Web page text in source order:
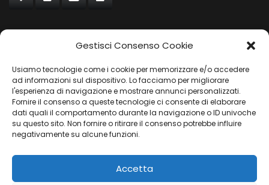
Gestisci Consenso Cookie
Usiamo tecnologie come i cookie per memorizzare e/o accedere
ad informazioni sul dispositivo. Lo facciamo per migliorare
l'esperienza di navigazione e mostrare annunci personalizzati.
Fornire il consenso a queste tecnologie ci consente di elaborare
dati quali il comportamento durante la navigazione o ID univoche
su questo sito. Non fornire o ritirare il consenso potrebbe influire
negativamente su alcune funzioni.
Accetta
CONCORDE
AUTOCHIAVARI
Gruppo Carfin SPA |P.IVA: 03859710109 |Sede Legale:
Via L. Perini 50 - 16152 Genova | © 2025
PRIVACY POLICY|COOKIES POLICY